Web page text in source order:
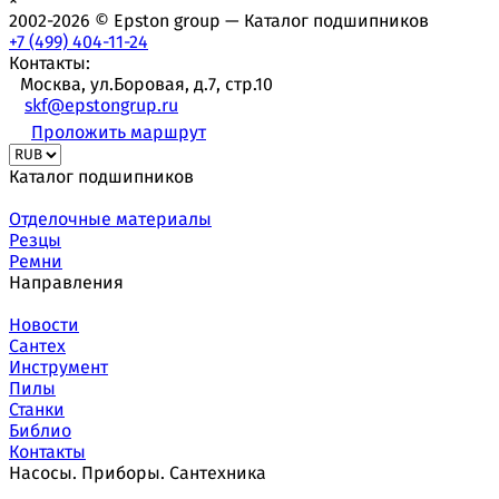
2002-2026 © Epston group — Каталог подшипников
+7 (499) 404-11-24
Контакты:
Москва, ул.Боровая, д.7, стр.10
skf@epstongrup.ru
Проложить маршрут
Каталог подшипников
Отделочные материалы
Резцы
Ремни
Направления
Новости
Сантех
Инструмент
Пилы
Станки
Библио
Контакты
Насосы. Приборы. Сантехника